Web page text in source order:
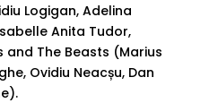
Logigan, Adelina
Anita Tudor,
and The Beasts (Marius
Ovidiu Neacșu, Dan